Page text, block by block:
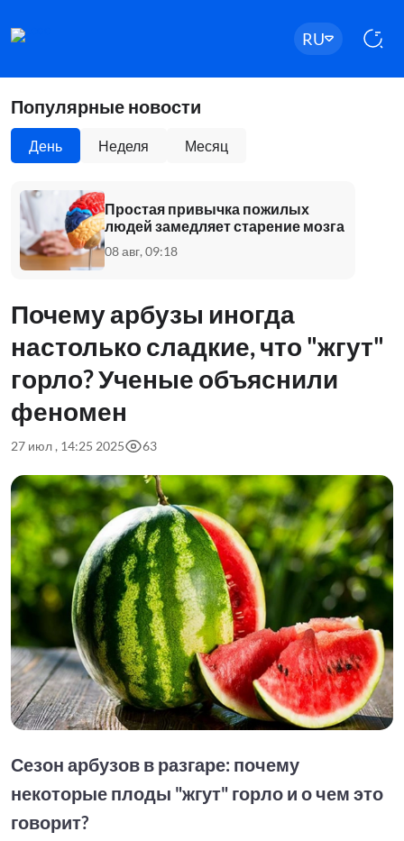
RU
Популярные новости
День Неделя Месяц
Простая привычка пожилых
людей замедляет старение мозга
08 авг, 09:18
Почему арбузы иногда
настолько сладкие, что "жгут"
горло? Ученые объяснили
феномен
27 июл , 14:25 2025 63
Сезон арбузов в разгаре: почему
некоторые плоды "жгут" горло и о чем это
говорит?